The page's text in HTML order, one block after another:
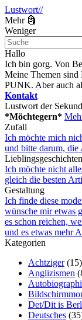
Lustwort//
Mehr 🗿
Weniger
Hallo
Ich bin gorg. Von
Meine Themen
PUNK. Aber auch
Kontakt
Lustwort der
*Möchtegern*
Zufall
Ich möchte mich
und bitte darum,
Lieblingsgeschichten
Ich möchte nicht
gleich die besten
Gestaltung
Ich finde diese
wünsche mir etwas
es schon reichen,
und es etwas mehr
Kategorien
Achtziger(15)
Anglizismen
Det/Dit is
Deutsches